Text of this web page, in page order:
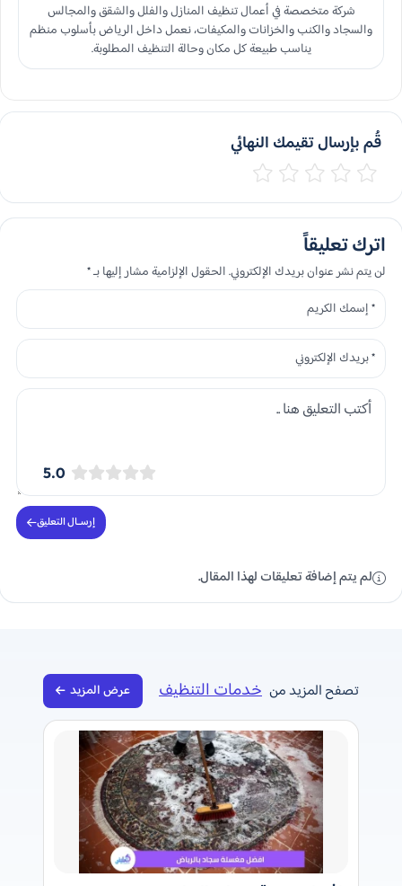
شركة متخصصة في أعمال تنظيف المنازل والفلل والشقق والمجالس
والسجاد والكنب والخزانات والمكيفات، نعمل داخل الرياض بأسلوب منظم
يناسب طبيعة كل مكان وحالة التنظيف المطلوبة.
قُم بإرسال تقيمك النهائي
اترك تعليقاً
لن يتم نشر عنوان بريدك الإلكتروني. الحقول الإلزامية مشار إليها بـ *
5.0
إرســال التعليق
لم يتم إضافة تعليقات لهذا المقال.
تصفح المزيد من خدمات التنظيف عرض المزيد